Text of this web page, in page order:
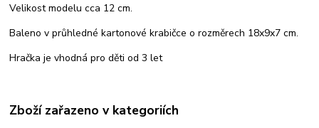
Velikost modelu cca 12 cm.
Baleno v průhledné kartonové krabičce o rozměrech 18x9x7 cm.
Hračka je vhodná pro děti od 3 let
Zboží zařazeno v kategoriích